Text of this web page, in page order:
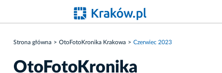
Strona główna OtoFotoKronika Krakowa Czerwiec 2023
OtoFotoKronika